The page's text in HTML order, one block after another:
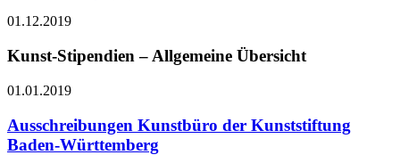
01.12.2019
Kunst-Stipendien – Allgemeine Übersicht
01.01.2019
Ausschreibungen Kunstbüro der Kunststiftung
Baden-Württemberg